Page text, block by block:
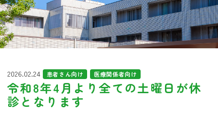
2026.02.24 患者さん向け 医療関係者向け
令和8年4月より全ての土曜日が休
診となります